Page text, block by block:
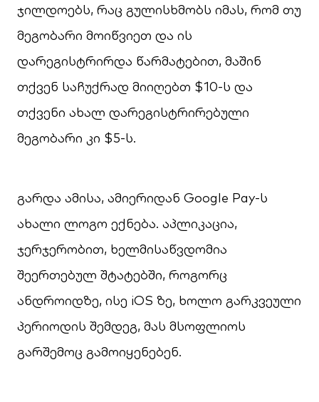
ჯილდოებს, რაც გულისხმობს იმას, რომ თუ
მეგობარი მოიწვიეთ და ის
დარეგისტრირდა წარმატებით, მაშინ
თქვენ საჩუქრად მიიღებთ $10-ს და
თქვენი ახალ დარეგისტრირებული
მეგობარი კი $5-ს.
გარდა ამისა, ამიერიდან Google Pay-ს
ახალი ლოგო ექნება. აპლიკაცია,
ჯერჯერობით, ხელმისაწვდომია
შეერთებულ შტატებში, როგორც
ანდროიდზე, ისე iOS ზე, ხოლო გარკვეული
პერიოდის შემდეგ, მას მსოფლიოს
გარშემოც გამოიყენებენ.